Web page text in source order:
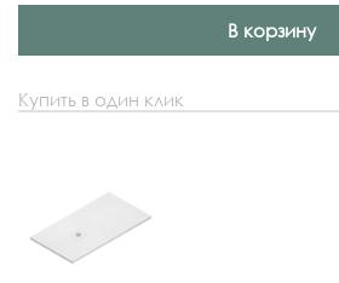
В корзину
Купить в один клик